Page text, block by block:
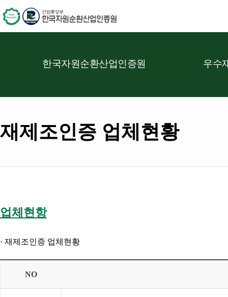
한국자원순환산업인증원 우수
재제조인증 업체현황
업체현항
· 재제조인증 업체현황
NO